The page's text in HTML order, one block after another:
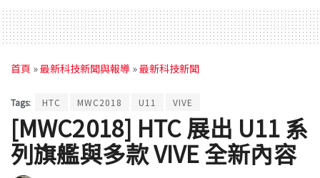
首頁 »最新科技新聞與報導 »最新科技新聞
Tags: HTC MWC2018 U11 VIVE
[MWC2018] HTC 展出 U11 系
列旗艦與多款 VIVE 全新內容